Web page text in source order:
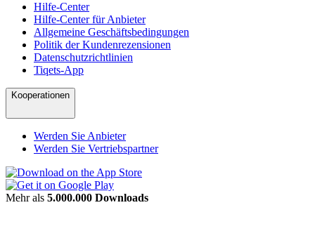
Hilfe-Center
Hilfe-Center für Anbieter
Allgemeine Geschäftsbedingungen
Politik der Kundenrezensionen
Datenschutzrichtlinien
Tiqets-App
Kooperationen
Werden Sie Anbieter
Werden Sie Vertriebspartner
Mehr als 5.000.000 Downloads